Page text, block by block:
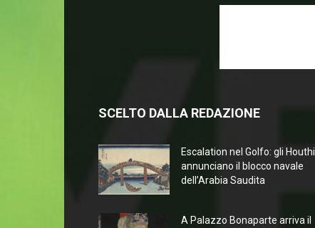
SCELTO DALLA REDAZIONE
Escalation nel Golfo: gli Houthi
annunciano il blocco navale
dell’Arabia Saudita
A Palazzo Bonaparte arriva il